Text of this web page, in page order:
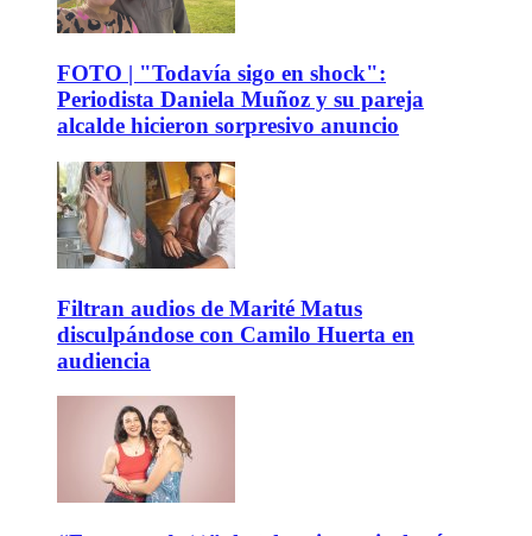
FOTO | "Todavía sigo en shock":
Periodista Daniela Muñoz y su pareja
alcalde hicieron sorpresivo anuncio
Filtran audios de Marité Matus
disculpándose con Camilo Huerta en
audiencia